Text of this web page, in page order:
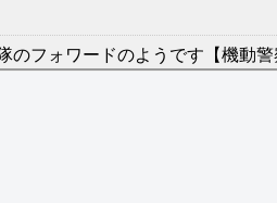
のフォワードのようです【機動警